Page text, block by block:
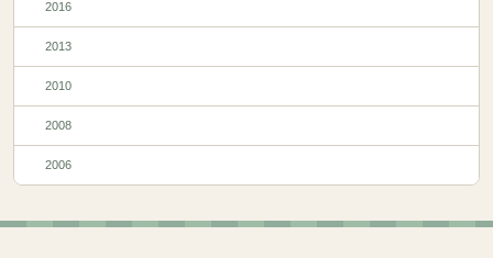
2016
2013
2010
2008
2006